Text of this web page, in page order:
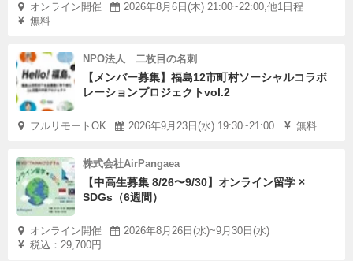
オンライン開催
2026年8月6日(木) 21:00~22:00,他1日程
無料
NPO法人 二枚目の名刺
【メンバー募集】福島12市町村ソーシャルコラボ
レーションプロジェクトvol.2
フルリモートOK 2026年9月23日(水) 19:30~21:00 無料
株式会社AirPangaea
【中高生募集 8/26〜9/30】オンライン留学 ×
SDGs（6週間）
オンライン開催
2026年8月26日(水)~9月30日(水)
税込：29,700円